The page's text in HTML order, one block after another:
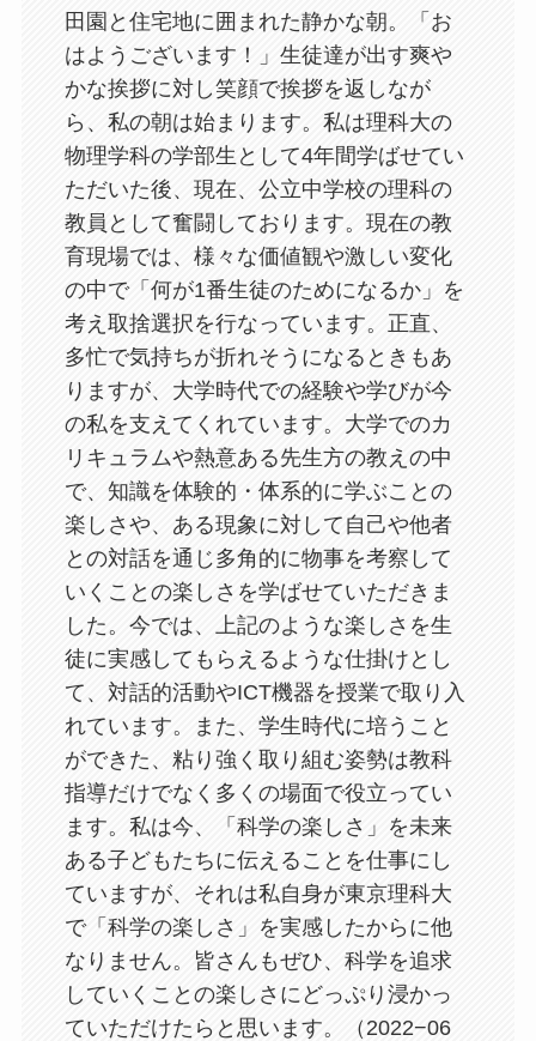
田園と住宅地に囲まれた静かな朝。「お
はようございます！」生徒達が出す爽や
かな挨拶に対し笑顔で挨拶を返しなが
ら、私の朝は始まります。私は理科大の
物理学科の学部生として4年間学ばせてい
ただいた後、現在、公立中学校の理科の
教員として奮闘しております。現在の教
育現場では、様々な価値観や激しい変化
の中で「何が1番生徒のためになるか」を
考え取捨選択を行なっています。正直、
多忙で気持ちが折れそうになるときもあ
りますが、大学時代での経験や学びが今
の私を支えてくれています。大学でのカ
リキュラムや熱意ある先生方の教えの中
で、知識を体験的・体系的に学ぶことの
楽しさや、ある現象に対して自己や他者
との対話を通じ多角的に物事を考察して
いくことの楽しさを学ばせていただきま
した。今では、上記のような楽しさを生
徒に実感してもらえるような仕掛けとし
て、対話的活動やICT機器を授業で取り入
れています。また、学生時代に培うこと
ができた、粘り強く取り組む姿勢は教科
指導だけでなく多くの場面で役立ってい
ます。私は今、「科学の楽しさ」を未来
ある子どもたちに伝えることを仕事にし
ていますが、それは私自身が東京理科大
で「科学の楽しさ」を実感したからに他
なりません。皆さんもぜひ、科学を追求
していくことの楽しさにどっぷり浸かっ
ていただけたらと思います。（2022−06